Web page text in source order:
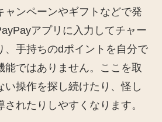
ャンペーンやギフトなどで発
アプリに入力してチャー
、手持ちのdポイントを自分で
能ではありません。ここを取
い操作を探し続けたり、怪し
れたりしやすくなります。